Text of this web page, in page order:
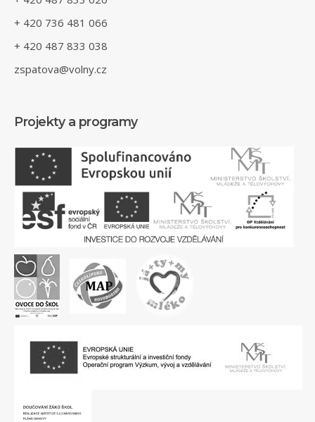
+ 420 736 481 066
+ 420 487 833 038
zspatova@volny.cz
Projekty a programy